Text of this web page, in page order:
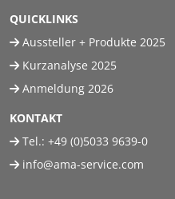
QUICKLINKS
Aussteller + Produkte 2025
Kurzanalyse 2025
Anmeldung 2026
KONTAKT
Tel.: +49 (0)5033 9639-0
info@ama-service.com